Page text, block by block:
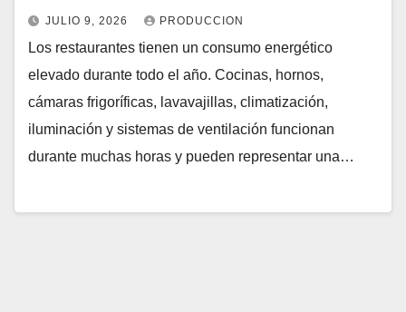
JULIO 9, 2026 PRODUCCION
Los restaurantes tienen un consumo energético
elevado durante todo el año. Cocinas, hornos,
cámaras frigoríficas, lavavajillas, climatización,
iluminación y sistemas de ventilación funcionan
durante muchas horas y pueden representar una…